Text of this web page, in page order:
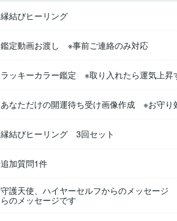
縁結びヒーリング
鑑定動画お渡し ※事前ご連絡のみ対応
ラッキーカラー鑑定 ※取り入れたら運気上昇
あなただけの開運待ち受け画像作成 ※お守り
縁結びヒーリング 3回セット
追加質問1件
守護天使、ハイヤーセルフからのメッセージ
らのメッセージです